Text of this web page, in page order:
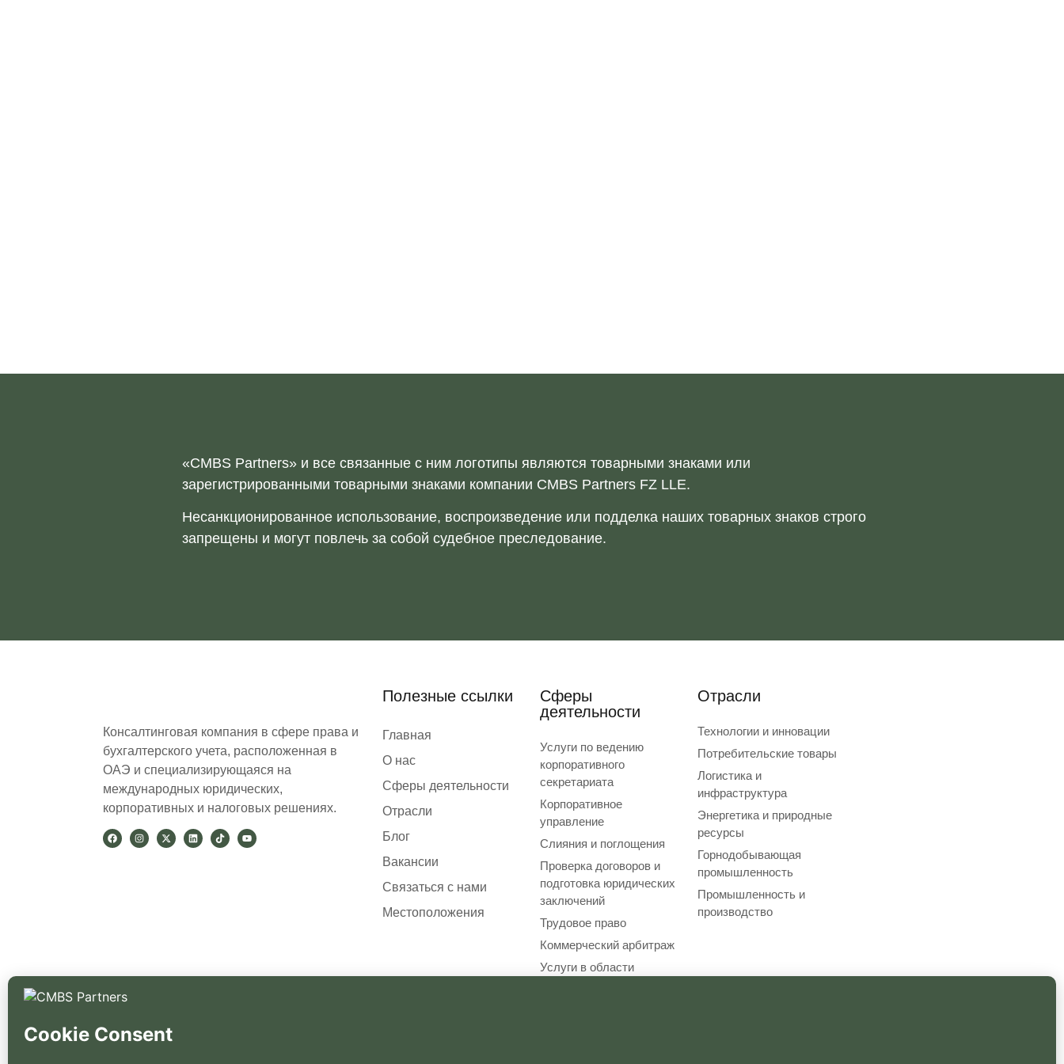
«CMBS Partners» и все связанные с ним логотипы являются товарными знаками или
зарегистрированными товарными знаками компании CMBS Partners FZ LLE.
Несанкционированное использование, воспроизведение или подделка наших товарных знаков строго
запрещены и могут повлечь за собой судебное преследование.
Консалтинговая компания в сфере права и
бухгалтерского учета, расположенная в
ОАЭ и специализирующаяся на
международных юридических,
корпоративных и налоговых решениях.
Полезные ссылки
Главная
О нас
Сферы деятельности
Отрасли
Блог
Вакансии
Связаться с нами
Местоположения
Сферы
деятельности
Услуги по ведению
корпоративного
секретариата
Корпоративное
управление
Слияния и поглощения
Проверка договоров и
подготовка юридических
заключений
Трудовое право
Коммерческий арбитраж
Услуги в области
Отрасли
Технологии и инновации
Потребительские товары
Логистика и
инфраструктура
Энергетика и природные
ресурсы
Горнодобывающая
промышленность
Промышленность и
производство